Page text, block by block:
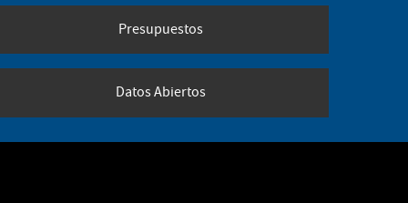
Presupuestos
Datos Abiertos